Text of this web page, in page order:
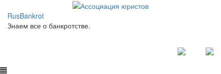
RusBankrot
Знаем все о банкротстве.